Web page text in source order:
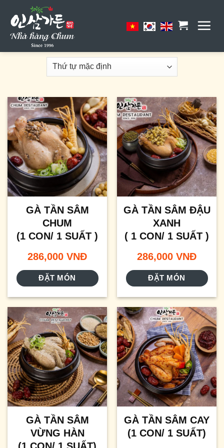
content
GÀ TẦN SÂM
CHUM
(1 CON/ 1 SUẤT )
286,000 VNĐ
ĐẶT MÓN
GÀ TẦN SÂM ĐẬU
XANH
( 1 CON/ 1 SUẤT )
286,000 VNĐ
ĐẶT MÓN
GÀ TẦN SÂM
VỪNG HÀN
GÀ TẦN SÂM CAY
(1 CON/ 1 SUẤT)